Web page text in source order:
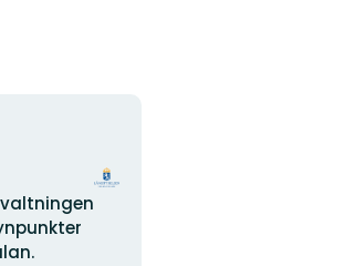
Organisationens